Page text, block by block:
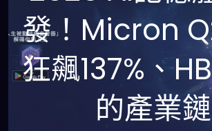
發！Micron
狂飆137%、
的產業